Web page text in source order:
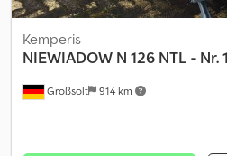
Großsolt 914 km
Kemperis
NIEWIADOW N 126 NTL - Nr.